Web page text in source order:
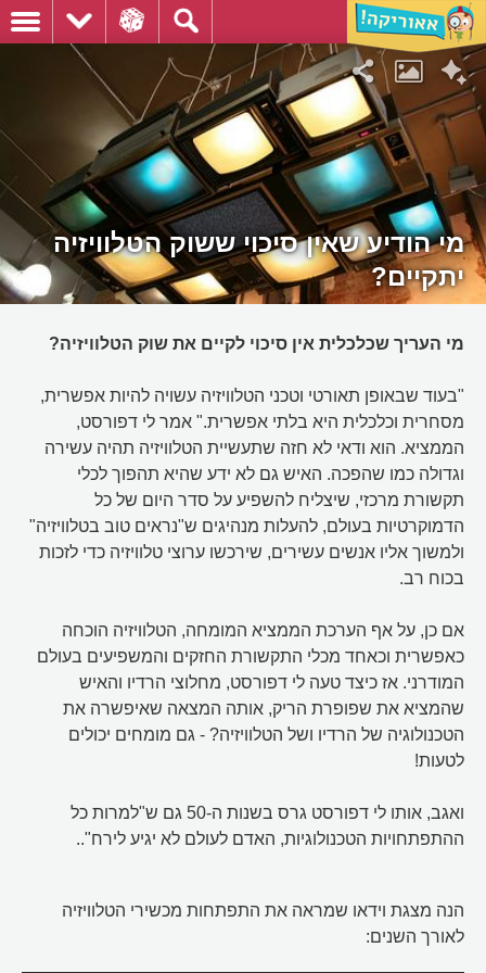
מי הודיע שאין סיכוי ששוק הטלוויזיה
יתקיים?
מי העריך שכלכלית אין סיכוי לקיים את שוק הטלוויזיה?
"בעוד שבאופן תאורטי וטכני הטלוויזיה עשויה להיות אפשרית,
מסחרית וכלכלית היא בלתי אפשרית." אמר לי דפורסט,
הממציא. הוא ודאי לא חזה שתעשיית הטלוויזיה תהיה עשירה
וגדולה כמו שהפכה. האיש גם לא ידע שהיא תהפוך לכלי
תקשורת מרכזי, שיצליח להשפיע על סדר היום של כל
הדמוקרטיות בעולם, להעלות מנהיגים ש"נראים טוב בטלוויזיה"
ולמשוך אליו אנשים עשירים, שירכשו ערוצי טלוויזיה כדי לזכות
בכוח רב.
אם כן, על אף הערכת הממציא המומחה, הטלוויזיה הוכחה
כאפשרית וכאחד מכלי התקשורת החזקים והמשפיעים בעולם
המודרני. אז כיצד טעה לי דפורסט, מחלוצי הרדיו והאיש
שהמציא את שפופרת הריק, אותה המצאה שאיפשרה את
הטכנולוגיה של הרדיו ושל הטלוויזיה? - גם מומחים יכולים
לטעות!
ואגב, אותו לי דפורסט גרס בשנות ה-50 גם ש"למרות כל
ההתפתחויות הטכנולוגיות, האדם לעולם לא יגיע לירח"..
הנה מצגת וידאו שמראה את התפתחות מכשירי הטלוויזיה
לאורך השנים: